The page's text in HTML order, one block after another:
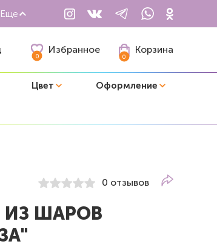
Еще
0
Избранное
0
Корзина
Цвет Оформление
0 отзывов
ШАРОВ